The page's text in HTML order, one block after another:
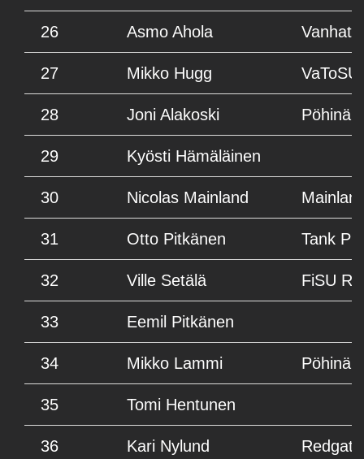
26 Asmo Ahola Vanhat
27 Mikko Hugg
28 Joni Alakoski Pöhinä
29 Kyösti Hämäläinen
30 Nicolas Mainland
31 Otto Pitkänen Tank
32 Ville Setälä FiSU
33 Eemil Pitkänen
34 Mikko Lammi Pöhinä
35 Tomi Hentunen
36 Kari Nylund